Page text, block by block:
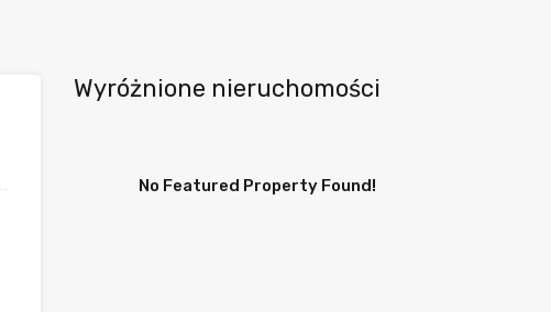
Wyróżnione nieruchomości
No Featured Property Found!